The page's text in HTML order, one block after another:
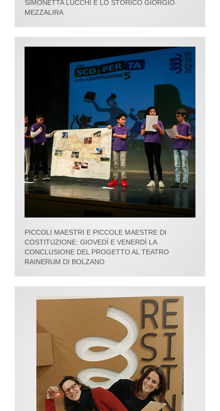
SIMONETTA LUCCHI E LO STORICO GIORGIO
MEZZALIRA
PICCOLI MAESTRI E PICCOLE MAESTRE DI
COSTITUZIONE: GIOVEDÌ E VENERDÌ LA
CONCLUSIONE DEL PROGETTO AL TEATRO
RAINERUM DI BOLZANO